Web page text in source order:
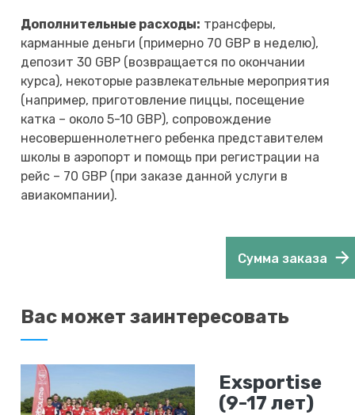
Дополнительные расходы: трансферы,
карманные деньги (примерно 70 GBP в неделю),
депозит 30 GBP (возвращается по окончании
курса), некоторые развлекательные мероприятия
(например, приготовление пиццы, посещение
катка – около 5-10 GBP), сопровождение
несовершеннолетнего ребенка представителем
школы в аэропорт и помощь при регистрации на
рейс – 70 GBP (при заказе данной услуги в
авиакомпании).
Сумма заказа
Вас может заинтересовать
Exsportise
(9-17 лет)